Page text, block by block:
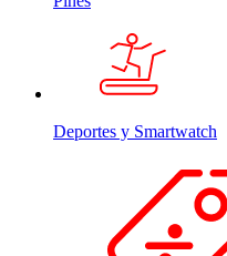
Deportes y Smartwatch